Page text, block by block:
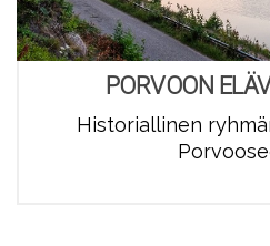
PORVOON
Historiallinen